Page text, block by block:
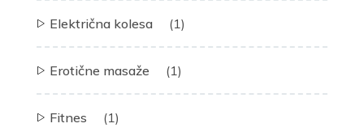
Električna kolesa (1)
Erotične masaže (1)
Fitnes (1)